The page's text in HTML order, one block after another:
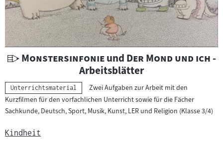
U
t
e
r
i
"
Monstersinfonie"
und "
Der Mond und ich"-
Arbeitsblätter
Kategorie:
Unterrichtsmaterial
Zwei Aufgaben zur Arbeit mit den
Kurzfilmen für den vorfachlichen Unterricht sowie für die Fächer
Sachkunde, Deutsch, Sport, Musik, Kunst, LER und Religion (Klasse 3/4)
Kindheit